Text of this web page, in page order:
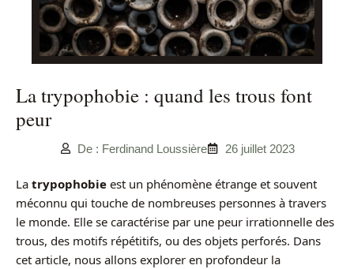
La trypophobie : quand les trous font
peur
De : Ferdinand Loussière 26 juillet 2023
La trypophobie est un phénomène étrange et souvent
méconnu qui touche de nombreuses personnes à travers
le monde. Elle se caractérise par une peur irrationnelle des
trous, des motifs répétitifs, ou des objets perforés. Dans
cet article, nous allons explorer en profondeur la